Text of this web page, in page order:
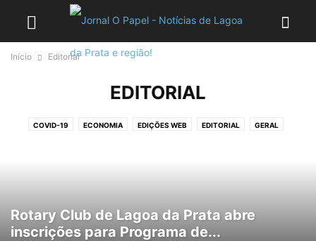
Início Editorial
EDITORIAL
COVID-19 ECONOMIA EDIÇÕES WEB EDITORIAL GERAL
Rotary Club de Lagoa da Prata abre
inscrições para Programa de...